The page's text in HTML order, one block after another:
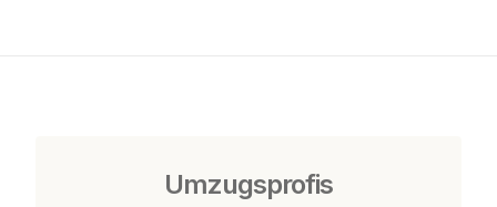
Umzugsprofis